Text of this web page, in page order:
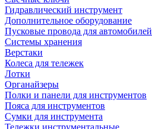
Гидравлический инструмент
Дополнительное оборудование
Пусковые провода для автомобилей
Системы хранения
Верстаки
Колеса для тележек
Лотки
Органайзеры
Полки и панели для инструментов
Пояса для инструментов
Сумки для инструмента
Тележки инструментальные